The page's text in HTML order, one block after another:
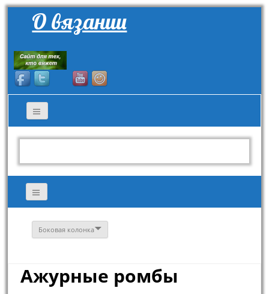
О вязании
Боковая колонка
Ажурные ромбы